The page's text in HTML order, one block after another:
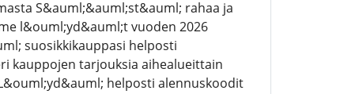
S&auml;&auml;st&auml; rahaa ja
l&ouml;yd&auml;t vuoden 2026
suosikkikauppasi helposti
kauppojen tarjouksia aihealueittain
helposti alennuskoodit